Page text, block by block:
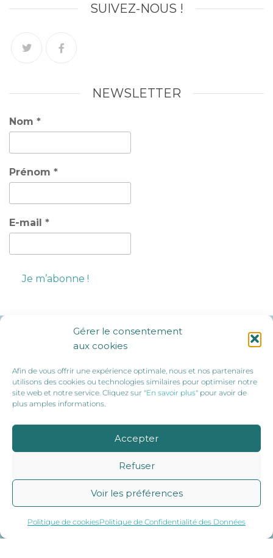
Gérer le consentement
aux cookies
Afin de vous offrir une expérience optimale, nous et nos partenaires
utilisons des cookies ou technologies similaires pour optimiser notre
site web et notre service. Cliquez sur "En savoir plus" pour avoir de
plus amples informations.
Accepter
Refuser
Voir les préférences
Politique de cookiesPolitique de Confidentialité des Données
SUIVEZ-NOUS !
NEWSLETTER
Nom *
Prénom *
E-mail *
Ils nous soutiennent :
© 2019 Sport Santé 86 |